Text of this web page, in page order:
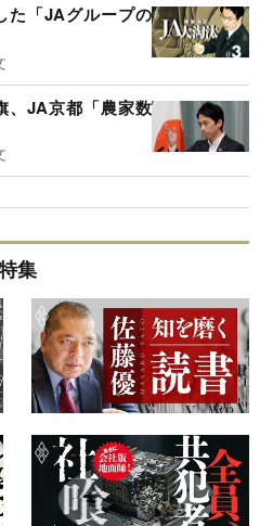
た「JAグループの
、JA京都「農家数
集